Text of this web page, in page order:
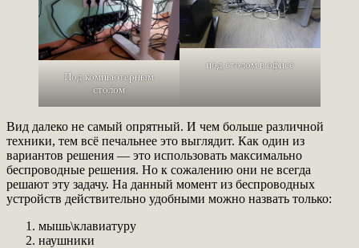
Под компьютерным
столом
под столом в офисе
Вид далеко не самый опрятный. И чем больше различной
техники, тем всё печальнее это выглядит. Как один из
вариантов решения — это использовать максимально
беспроводные решения. Но к сожалению они не всегда
решают эту задачу. На данный момент из беспроводных
устройств действительно удобными можно назвать только:
мышь\клавиатуру
наушники